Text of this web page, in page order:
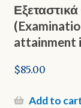
attainment
$85.00
Add to